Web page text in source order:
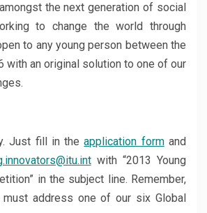
the next generation of social
to change the world through
to any young person between the
with an original solution to one of our
Just fill in theapplication formand
with “2013 Young
in the subject line. Remember,
address one of our six Global